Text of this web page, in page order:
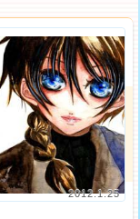
2012.1.25